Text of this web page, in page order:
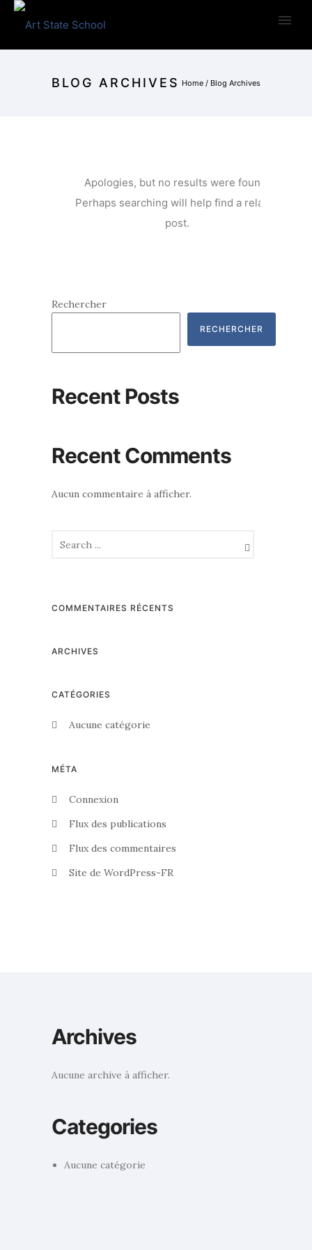
BLOG ARCHIVES Home / Blog Archives
Apologies, but no results were found.
Perhaps searching will help find a related
post.
Rechercher
RECHERCHER
Recent Posts
Recent Comments
Aucun commentaire à afficher.
COMMENTAIRES RÉCENTS
ARCHIVES
CATÉGORIES
Aucune catégorie
MÉTA
Connexion
Flux des publications
Flux des commentaires
Site de WordPress-FR
Archives
Aucune archive à afficher.
Categories
Aucune catégorie